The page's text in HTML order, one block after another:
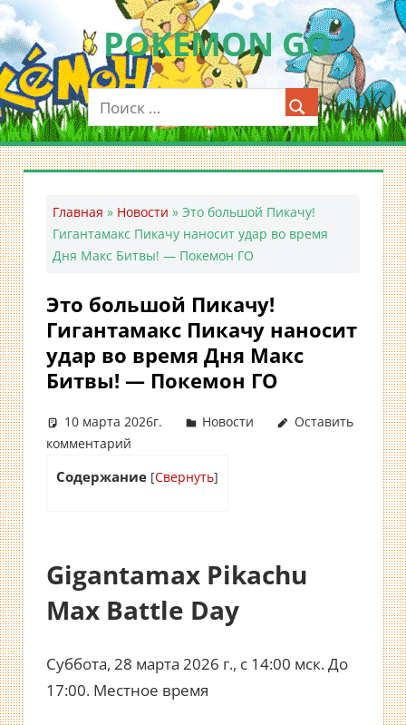
Перейти
к
содержимомуPOKEMON GO
Мобильное
приложение
для
ловли
Покемон
Главная » Новости » Это большой Пикачу!
Гигантамакс Пикачу наносит удар во время
Дня Макс Битвы! — Покемон ГО
Это большой Пикачу!
Гигантамакс Пикачу наносит
удар во время Дня Макс
Битвы! — Покемон ГО
10 марта 2026г. Новости
Оставить
комментарий
Содержание [Свернуть]
Gigantamax Pikachu
Max Battle Day
Суббота, 28 марта 2026 г., с 14:00 мск. До
17:00. Местное время